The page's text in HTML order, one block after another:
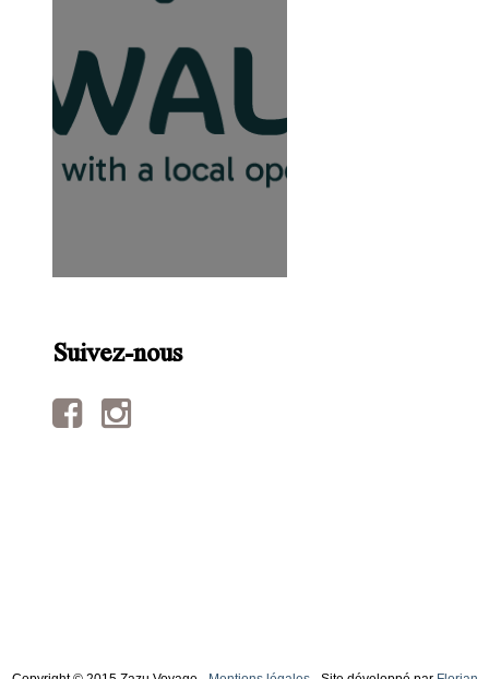
Suivez-nous